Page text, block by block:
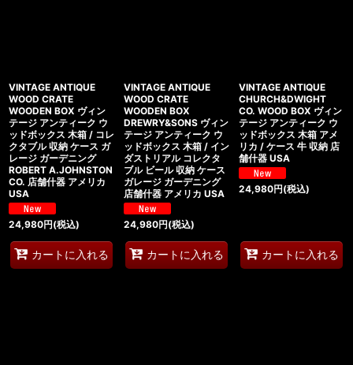
VINTAGE ANTIQUE
WOOD CRATE
WOODEN BOX ヴィン
テージ アンティーク ウ
ッドボックス 木箱 / コレ
クタブル 収納 ケース ガ
レージ ガーデニング
ROBERT A.JOHNSTON
CO. 店舗什器 アメリカ
USA
24,980円(税込)
カートに入れる
VINTAGE ANTIQUE
WOOD CRATE
WOODEN BOX
DREWRY&SONS ヴィン
テージ アンティーク ウ
ッドボックス 木箱 / イン
ダストリアル コレクタ
ブル ビール 収納 ケース
ガレージ ガーデニング
店舗什器 アメリカ USA
24,980円(税込)
カートに入れる
VINTAGE ANTIQUE
CHURCH&DWIGHT
CO. WOOD BOX ヴィン
テージ アンティーク ウ
ッドボックス 木箱 アメ
リカ / ケース 牛 収納 店
舗什器 USA
24,980円(税込)
カートに入れる